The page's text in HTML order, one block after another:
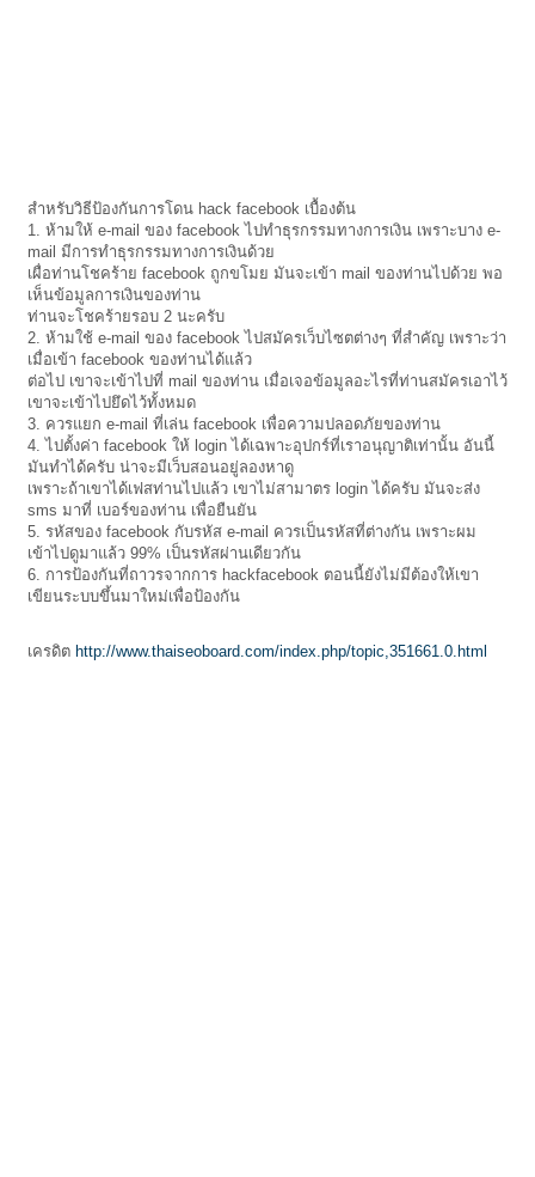
สำหรับวิธีป้องกันการโดน hack facebook เบื้องต้น
1. ห้ามให้ e-mail ของ facebook ไปทำธุรกรรมทางการเงิน เพราะบาง e-
mail มีการทำธุรกรรมทางการเงินด้วย
เผื่อท่านโชคร้าย facebook ถูกขโมย มันจะเข้า mail ของท่านไปด้วย พอ
เห็นข้อมูลการเงินของท่าน
ท่านจะโชคร้ายรอบ 2 นะครับ
2. ห้ามใช้ e-mail ของ facebook ไปสมัครเว็บไซตต่างๆ ที่สำคัญ เพราะว่า
เมื่อเข้า facebook ของท่านได้แล้ว
ต่อไป เขาจะเข้าไปที่ mail ของท่าน เมื่อเจอข้อมูลอะไรที่ท่านสมัครเอาไว้
เขาจะเข้าไปยึดไว้ทั้งหมด
3. ควรแยก e-mail ที่เล่น facebook เพื่อความปลอดภัยของท่าน
4. ไปตั้งค่า facebook ให้ login ได้เฉพาะอุปกร์ที่เราอนุญาติเท่านั้น อันนี้
มันทำได้ครับ น่าจะมีเว็บสอนอยู่ลองหาดู
เพราะถ้าเขาได้เฟสท่านไปแล้ว เขาไม่สามาตร login ได้ครับ มันจะส่ง
sms มาที่ เบอร์ของท่าน เพื่อยืนยัน
5. รหัสของ facebook กับรหัส e-mail ควรเป็นรหัสที่ต่างกัน เพราะผม
เข้าไปดูมาแล้ว 99% เป็นรหัสผ่านเดียวกัน
6. การป้องกันที่ถาวรจากการ hackfacebook ตอนนี้ยังไม่มีต้องให้เขา
เขียนระบบขึ้นมาใหม่เพื่อป้องกัน
เครดิต http://www.thaiseoboard.com/index.php/topic,351661.0.html